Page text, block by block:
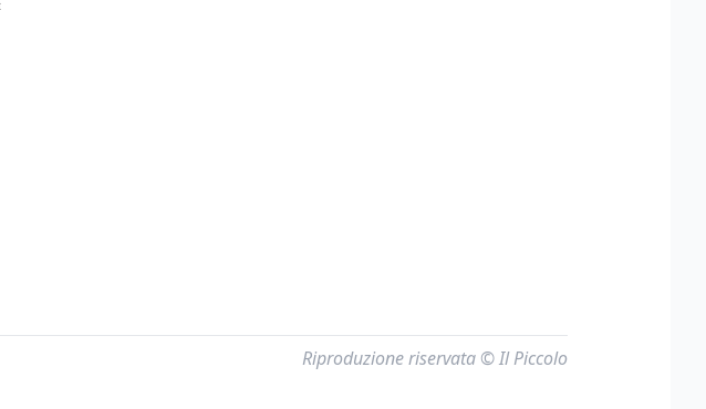
Riproduzione riservata © Il Piccolo